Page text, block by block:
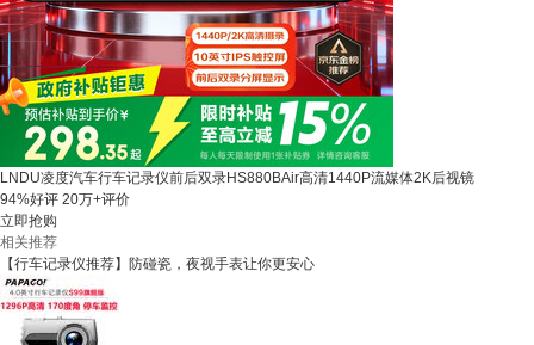
LNDU凌度汽车行车记录仪前后双录HS880BAir高清1440P流媒体2K后视镜
94%好评 20万+评价
立即抢购
相关推荐
【行车记录仪推荐】防碰瓷，夜视手表让你更安心